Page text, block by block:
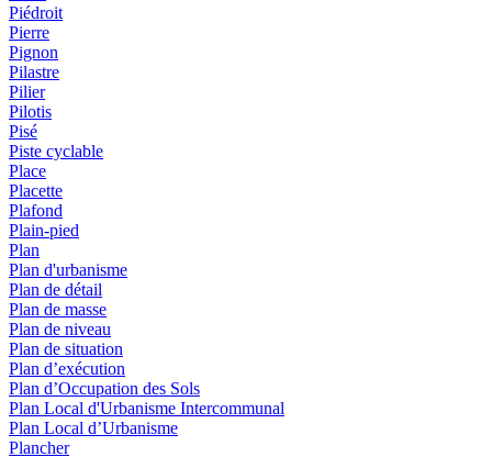
Piédroit
Pierre
Pignon
Pilastre
Pilier
Pilotis
Pisé
Piste cyclable
Place
Placette
Plafond
Plain-pied
Plan
Plan d'urbanisme
Plan de détail
Plan de masse
Plan de niveau
Plan de situation
Plan d’exécution
Plan d’Occupation des Sols
Plan Local d'Urbanisme Intercommunal
Plan Local d’Urbanisme
Plancher